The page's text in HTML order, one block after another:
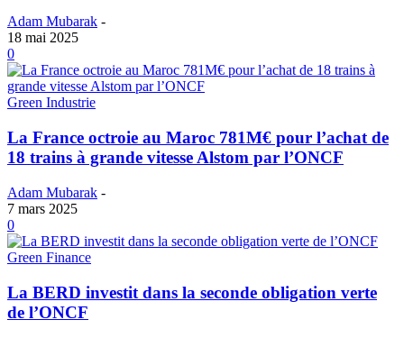
Adam Mubarak -
18 mai 2025
0
Green Industrie
La France octroie au Maroc 781M€ pour l’achat de
18 trains à grande vitesse Alstom par l’ONCF
Adam Mubarak -
7 mars 2025
0
Green Finance
La BERD investit dans la seconde obligation verte
de l’ONCF